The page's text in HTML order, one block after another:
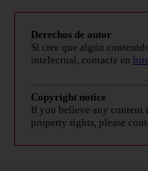
Derechos de autor
Si cree que algún
intelectual, contacte en
Copyright notice
If you believe any
property rights, please